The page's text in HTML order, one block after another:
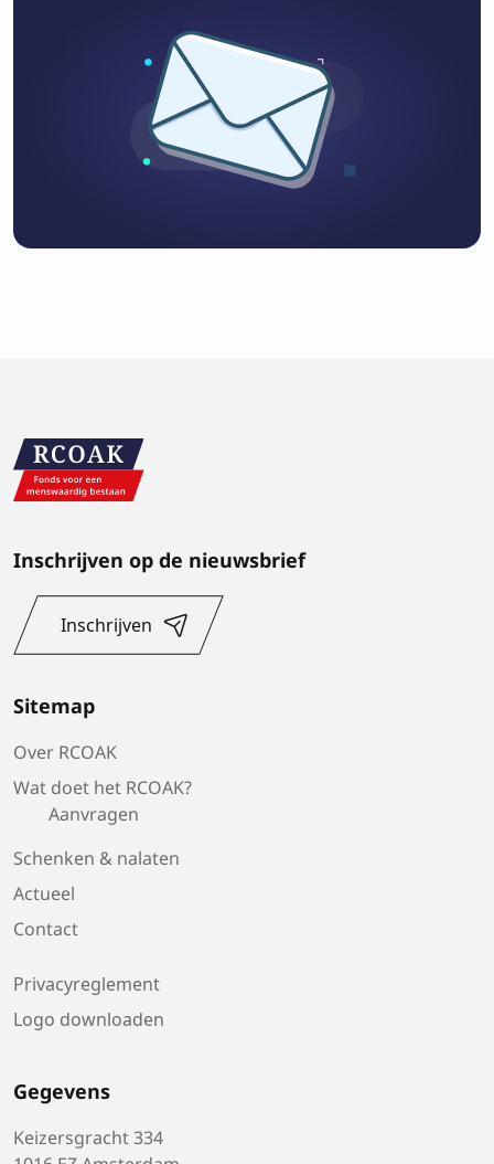
Inschrijven op de nieuwsbrief
Inschrijven
Sitemap
Over RCOAK
Wat doet het RCOAK?
Aanvragen
Schenken & nalaten
Actueel
Contact
Privacyreglement
Logo downloaden
Gegevens
Keizersgracht 334